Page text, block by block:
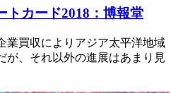
トカード2018：博報堂
業買収によりアジア太平洋地域
が、それ以外の進展はあまり見